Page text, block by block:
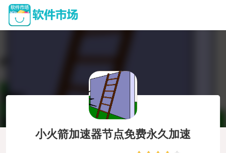
小火箭加速器节点免费永久加速